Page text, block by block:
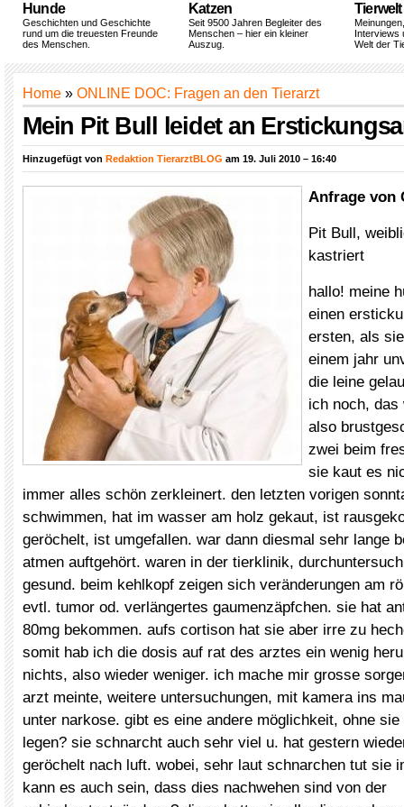
Hunde
Geschichten und Geschichte
rund um die treuesten Freunde
des Menschen.
Katzen
Seit 9500 Jahren Begleiter des
Menschen – hier ein kleiner
Auszug.
Tierwelt
Interviews
Welt der
Home » ONLINE DOC: Fragen an den Tierarzt
Mein Pit Bull leidet an
Hinzugefügt von Redaktion TierarztBLOG am 19. Juli 2010 – 16:40
Anfrage von
Pit Bull,
kastriert
hallo! meine
einen
ersten, als
einem jahr
die leine
ich noch, das
also
zwei beim
sie kaut es
immer alles schön zerkleinert. den letzten vorigen
schwimmen, hat im wasser am holz gekaut, ist
geröchelt, ist umgefallen. war dann diesmal sehr lange
atmen auftgehört. waren in der tierklinik,
gesund. beim kehlkopf zeigen sich veränderungen am
evtl. tumor od. verlängertes gaumenzäpfchen. sie hat
80mg bekommen. aufs cortison hat sie aber irre zu
somit hab ich die dosis auf rat des arztes ein wenig
nichts, also wieder weniger. ich mache mir grosse
arzt meinte, weitere untersuchungen, mit kamera ins
unter narkose. gibt es eine andere möglichkeit, ohne
legen? sie schnarcht auch sehr viel u. hat gestern
geröchelt nach luft. wobei, sehr laut schnarchen tut sie
kann es auch sein, dass dies nachwehen sind von der